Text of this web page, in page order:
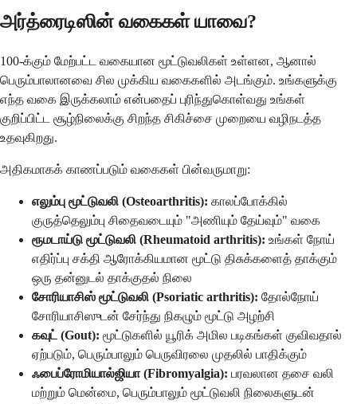
அர்த்ரைடிஸின் வகைகள் யாவை?
100-க்கும் மேற்பட்ட வகையான மூட்டுவலிகள் உள்ளன, ஆனால்
பெரும்பாலானவை சில முக்கிய வகைகளில் அடங்கும். உங்களுக்கு
எந்த வகை இருக்கலாம் என்பதைப் புரிந்துகொள்வது உங்கள்
குறிப்பிட்ட சூழ்நிலைக்கு சிறந்த சிகிச்சை முறையை வழிநடத்த
உதவுகிறது.
அதிகமாகக் காணப்படும் வகைகள் பின்வருமாறு:
எலும்பு மூட்டுவலி (Osteoarthritis): காலப்போக்கில்
குருத்தெலும்பு சிதைவடையும் "அணியும் தேய்வும்" வகை
ரூமடாய்டு மூட்டுவலி (Rheumatoid arthritis): உங்கள் நோய்
எதிர்ப்பு சக்தி ஆரோக்கியமான மூட்டு திசுக்களைத் தாக்கும்
ஒரு தன்னுடல் தாக்குதல் நிலை
சோரியாசிஸ் மூட்டுவலி (Psoriatic arthritis): தோல்நோய்
சோரியாசிஸுடன் சேர்ந்து நிகழும் மூட்டு அழற்சி
கவுட் (Gout): மூட்டுகளில் யூரிக் அமில படிகங்கள் குவிவதால்
ஏற்படும், பெரும்பாலும் பெருவிரலை முதலில் பாதிக்கும்
ஃபைப்ரோமியால்ஜியா (Fibromyalgia): பரவலான தசை வலி
மற்றும் மென்மை, பெரும்பாலும் மூட்டுவலி நிலைகளுடன்